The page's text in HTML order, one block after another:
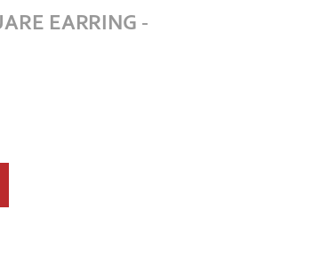
EARRING -